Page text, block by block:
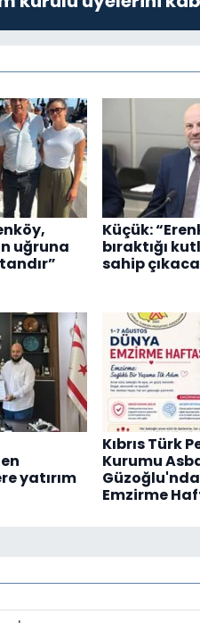
uğruna
Küçük:
bıraktığı
sahip
yatırım
Kıbrıs Türk
Kurumu
Emzirme